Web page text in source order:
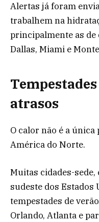
Alertas já foram
trabalhem na
principalmente as de
Dallas, Miami e
atrasos
O calor não é a
América do Norte.
Muitas cidades-
sudeste dos
tempestades de
Orlando, Atlanta e